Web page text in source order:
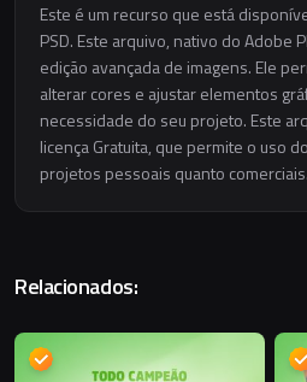
Este é um recurso que está
PSD. Este arquivo, nativo do Adobe
edição avançada de imagens. Ele
alterar cores e ajustar elementos
necessidade do seu projeto. Este
licença Gratuita, que permite o uso
projetos pessoais quanto comerciais.
Relacionados: